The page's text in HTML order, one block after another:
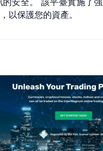
安全。 該平臺實施了
以保護您的資產。